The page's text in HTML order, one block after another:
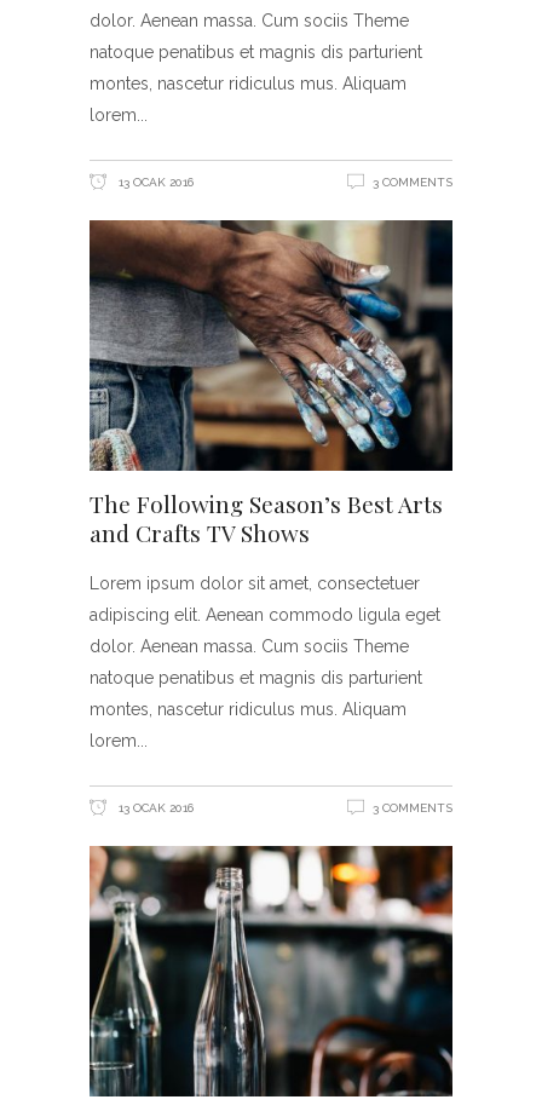
dolor. Aenean massa. Cum sociis Theme
natoque penatibus et magnis dis parturient
montes, nascetur ridiculus mus. Aliquam
lorem
13 OCAK 2016 3 COMMENTS
The Following Season’s Best Arts
and Crafts TV Shows
Lorem ipsum dolor sit amet, consectetuer
adipiscing elit. Aenean commodo ligula eget
dolor. Aenean massa. Cum sociis Theme
natoque penatibus et magnis dis parturient
montes, nascetur ridiculus mus. Aliquam
lorem
13 OCAK 2016 3 COMMENTS